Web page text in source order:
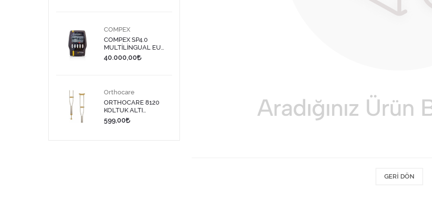
GERI DÖN
COMPEX
COMPEX SP4.0
MULTİLİNGUAL EU
PLUG TENS CİHAZI
40.000,00
Orthocare
ORTHOCARE 8120
KOLTUK ALTI
DEĞNEĞİ MEDİUM 1
ADET
599,00